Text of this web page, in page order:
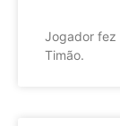
Jogador fez
Timão.